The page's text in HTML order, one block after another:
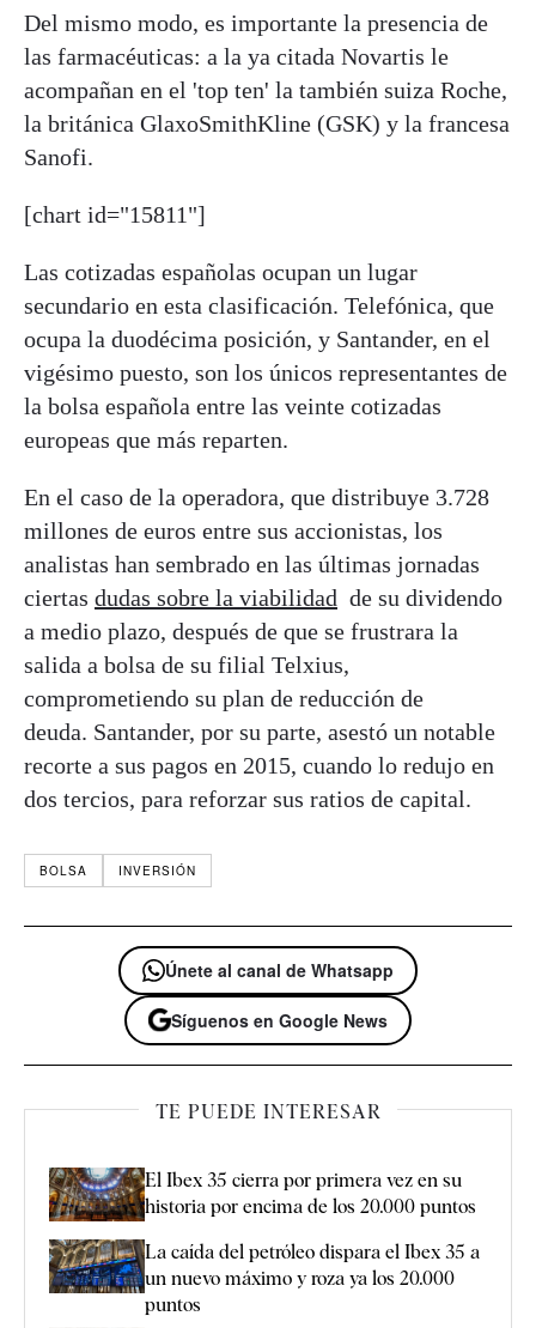
Del mismo modo, es importante la presencia de
las farmacéuticas: a la ya citada Novartis le
acompañan en el 'top ten' la también suiza Roche,
la británica GlaxoSmithKline (GSK) y la francesa
Sanofi.
[chart id="15811"]
Las cotizadas españolas ocupan un lugar
secundario en esta clasificación. Telefónica, que
ocupa la duodécima posición, y Santander, en el
vigésimo puesto, son los únicos representantes de
la bolsa española entre las veinte cotizadas
europeas que más reparten.
En el caso de la operadora, que distribuye 3.728
millones de euros entre sus accionistas, los
analistas han sembrado en las últimas jornadas
ciertas dudas sobre la viabilidad de su dividendo
a medio plazo, después de que se frustrara la
salida a bolsa de su filial Telxius,
comprometiendo su plan de reducción de
deuda. Santander, por su parte, asestó un notable
recorte a sus pagos en 2015, cuando lo redujo en
dos tercios, para reforzar sus ratios de capital.
BOLSA INVERSIÓN
Únete al canal de Whatsapp
Síguenos en Google News
TE PUEDE INTERESAR
El Ibex 35 cierra por primera vez en su
historia por encima de los 20.000 puntos
La caída del petróleo dispara el Ibex 35 a
un nuevo máximo y roza ya los 20.000
puntos